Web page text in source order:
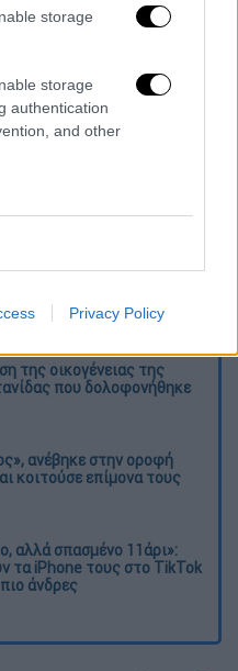
storage
storage
authentication
and other
Privacy Policy
βίντεο από το
Τόρις κάνουν
και χλευάζουν
ταχύτητα -
οφειλών
εν μέσω πολέμου
της οικογένειας της
που δολοφονήθηκε
ανέβηκε στην οροφή
κοιτούσε επίμονα τους
αλλά σπασμένο 11άρι»:
τα iPhone τους στο TikTok
άνδρες